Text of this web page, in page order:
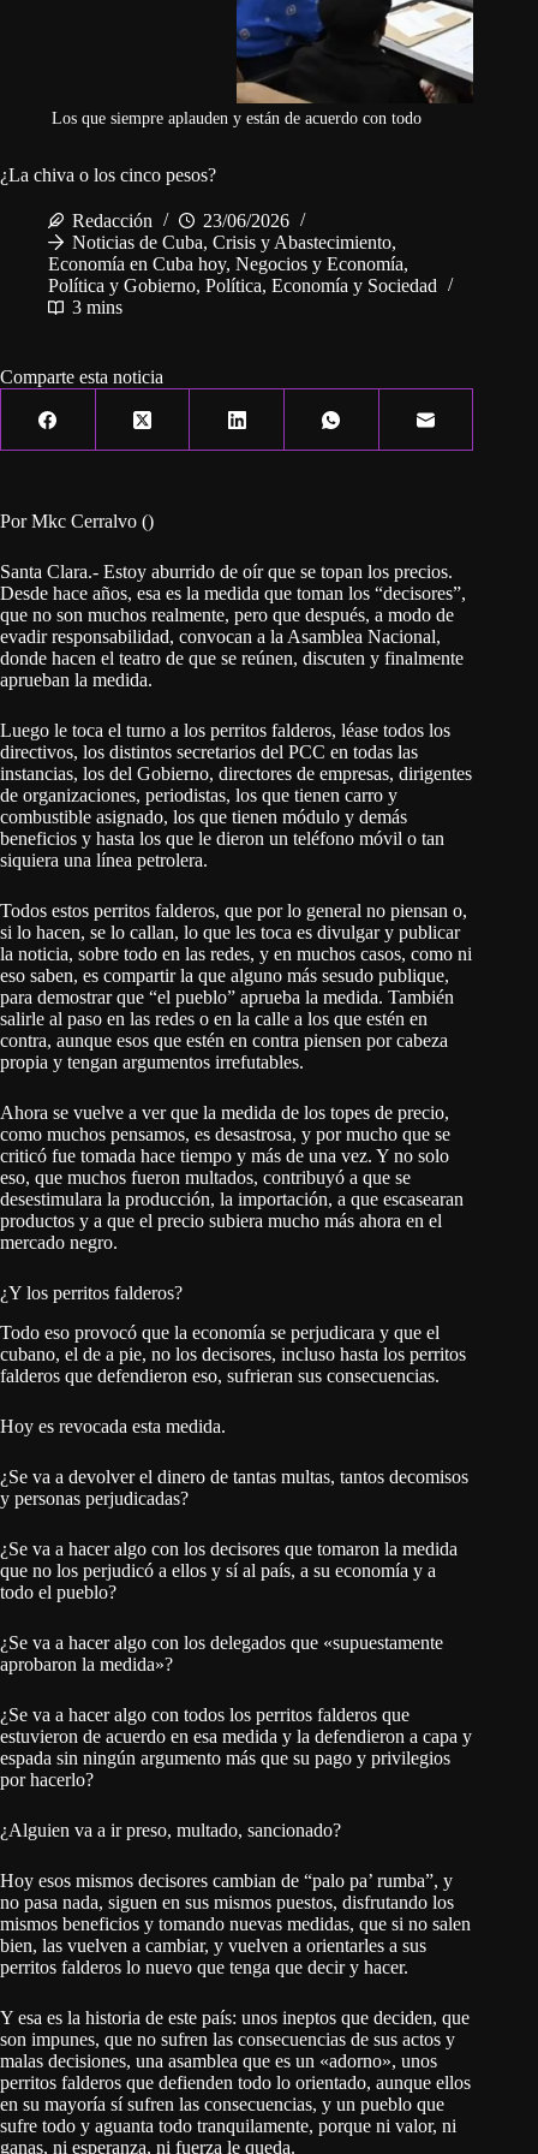
Los que siempre aplauden y están de acuerdo con todo
¿La chiva o los cinco pesos?
Redacción
23/06/2026
Noticias de Cuba, Crisis y Abastecimiento,
Economía en Cuba hoy, Negocios y Economía,
Política y Gobierno, Política, Economía y Sociedad
3 mins
Comparte esta noticia
Por Mkc Cerralvo ()
Santa Clara.- Estoy aburrido de oír que se topan los precios.
Desde hace años, esa es la medida que toman los “decisores”,
que no son muchos realmente, pero que después, a modo de
evadir responsabilidad, convocan a la Asamblea Nacional,
donde hacen el teatro de que se reúnen, discuten y finalmente
aprueban la medida.
Luego le toca el turno a los perritos falderos, léase todos los
directivos, los distintos secretarios del PCC en todas las
instancias, los del Gobierno, directores de empresas, dirigentes
de organizaciones, periodistas, los que tienen carro y
combustible asignado, los que tienen módulo y demás
beneficios y hasta los que le dieron un teléfono móvil o tan
siquiera una línea petrolera.
Todos estos perritos falderos, que por lo general no piensan o,
si lo hacen, se lo callan, lo que les toca es divulgar y publicar
la noticia, sobre todo en las redes, y en muchos casos, como ni
eso saben, es compartir la que alguno más sesudo publique,
para demostrar que “el pueblo” aprueba la medida. También
salirle al paso en las redes o en la calle a los que estén en
contra, aunque esos que estén en contra piensen por cabeza
propia y tengan argumentos irrefutables.
Ahora se vuelve a ver que la medida de los topes de precio,
como muchos pensamos, es desastrosa, y por mucho que se
criticó fue tomada hace tiempo y más de una vez. Y no solo
eso, que muchos fueron multados, contribuyó a que se
desestimulara la producción, la importación, a que escasearan
productos y a que el precio subiera mucho más ahora en el
mercado negro.
¿Y los perritos falderos?
Todo eso provocó que la economía se perjudicara y que el
cubano, el de a pie, no los decisores, incluso hasta los perritos
falderos que defendieron eso, sufrieran sus consecuencias.
Hoy es revocada esta medida.
¿Se va a devolver el dinero de tantas multas, tantos decomisos
y personas perjudicadas?
¿Se va a hacer algo con los decisores que tomaron la medida
que no los perjudicó a ellos y sí al país, a su economía y a
todo el pueblo?
¿Se va a hacer algo con los delegados que «supuestamente
aprobaron la medida»?
¿Se va a hacer algo con todos los perritos falderos que
estuvieron de acuerdo en esa medida y la defendieron a capa y
espada sin ningún argumento más que su pago y privilegios
por hacerlo?
¿Alguien va a ir preso, multado, sancionado?
Hoy esos mismos decisores cambian de “palo pa’ rumba”, y
no pasa nada, siguen en sus mismos puestos, disfrutando los
mismos beneficios y tomando nuevas medidas, que si no salen
bien, las vuelven a cambiar, y vuelven a orientarles a sus
perritos falderos lo nuevo que tenga que decir y hacer.
Y esa es la historia de este país: unos ineptos que deciden, que
son impunes, que no sufren las consecuencias de sus actos y
malas decisiones, una asamblea que es un «adorno», unos
perritos falderos que defienden todo lo orientado, aunque ellos
en su mayoría sí sufren las consecuencias, y un pueblo que
sufre todo y aguanta todo tranquilamente, porque ni valor, ni
ganas, ni esperanza, ni fuerza le queda.